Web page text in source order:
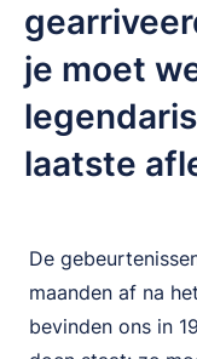
je moet
laatste
De
maanden af na
bevinden ons in